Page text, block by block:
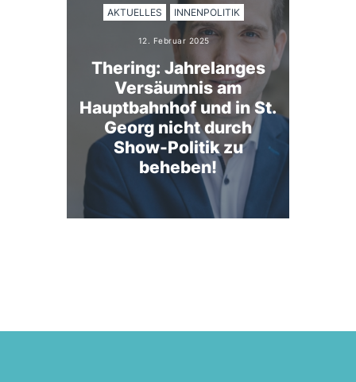
AKTUELLES INNENPOLITIK
12. Februar 2025
Thering: Jahrelanges
Versäumnis am
Hauptbahnhof und in St.
Georg nicht durch
Show-Politik zu
beheben!